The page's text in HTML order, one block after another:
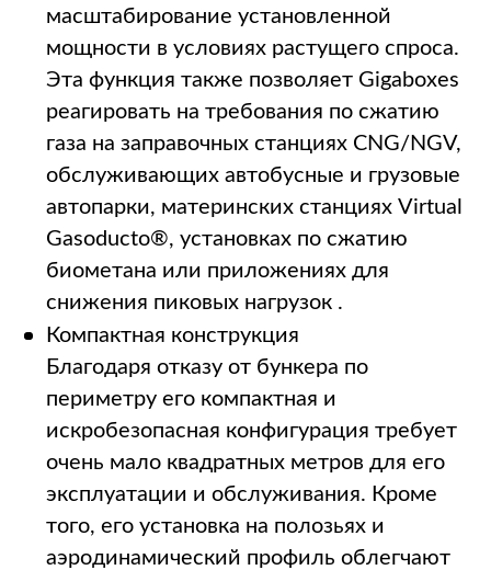
масштабирование установленной
мощности в условиях растущего спроса.
Эта функция также позволяет Gigaboxes
реагировать на требования по сжатию
газа на заправочных станциях CNG/NGV,
обслуживающих автобусные и грузовые
автопарки, материнских станциях Virtual
Gasoducto®, установках по сжатию
биометана или приложениях для
снижения пиковых нагрузок .
Компактная конструкция
Благодаря отказу от бункера по
периметру его компактная и
искробезопасная конфигурация требует
очень мало квадратных метров для его
эксплуатации и обслуживания. Кроме
того, его установка на полозьях и
аэродинамический профиль облегчают